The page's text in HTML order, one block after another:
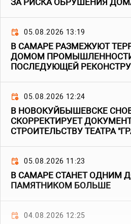
ЗА РИСКА ОБРУШЕНИЯ
05.08.2026 13:19
В САМАРЕ РАЗМЕЖУЮТ
ДОМОМ
ПОСЛЕДУЮЩЕЙ
05.08.2026 12:24
В НОВОКУЙБЫШЕВСКЕ
СКОРРЕКТИРУЕТ
СТРОИТЕЛЬСТВУ ТЕАТРА
05.08.2026 11:23
В САМАРЕ СТАНЕТ ОДНИМ
ПАМЯТНИКОМ БОЛЬШЕ
04.08.2026 12:25